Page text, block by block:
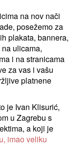
na nov nači
posežemo za
plakata, bannera,
ulicama,
i na stranicama
za vas i vašu
platnene
je Ivan Klisurić,
u Zagrebu s
a koji je
imao veliku